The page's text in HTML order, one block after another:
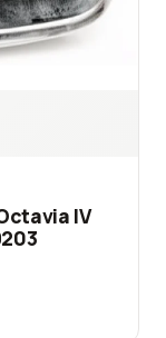
IV